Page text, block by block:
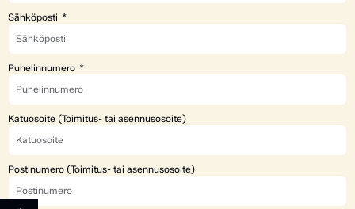
Sähköposti
Puhelinnumero
Katuosoite (Toimitus- tai asennusosoite)
Postinumero (Toimitus- tai asennusosoite)